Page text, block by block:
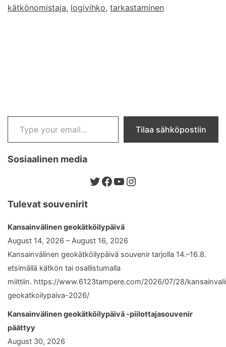
kätkönomistaja, logivihko, tarkastaminen
Type your email…
Tilaa sähköpostiin
Sosiaalinen media
Twitter
Facebook
YouTube
Instagram
Tulevat souvenirit
Kansainvälinen geokätköilypäivä
August 14, 2026 – August 16, 2026
Kansainvälinen geokätköilypäivä souvenir tarjolla 14.–16.8.
etsimällä kätkön tai osallistumalla
miittiin. https://www.6123tampere.com/2026/07/28/
geokatkoilypaiva-2026/
Kansainvälinen geokätköilypäivä -piilottajasouvenir
päättyy
August 30, 2026